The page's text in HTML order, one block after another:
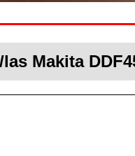
Makita